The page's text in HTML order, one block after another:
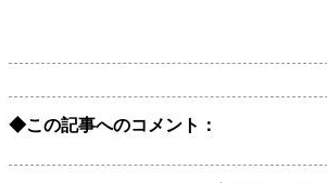
◆この記事へのコメント：